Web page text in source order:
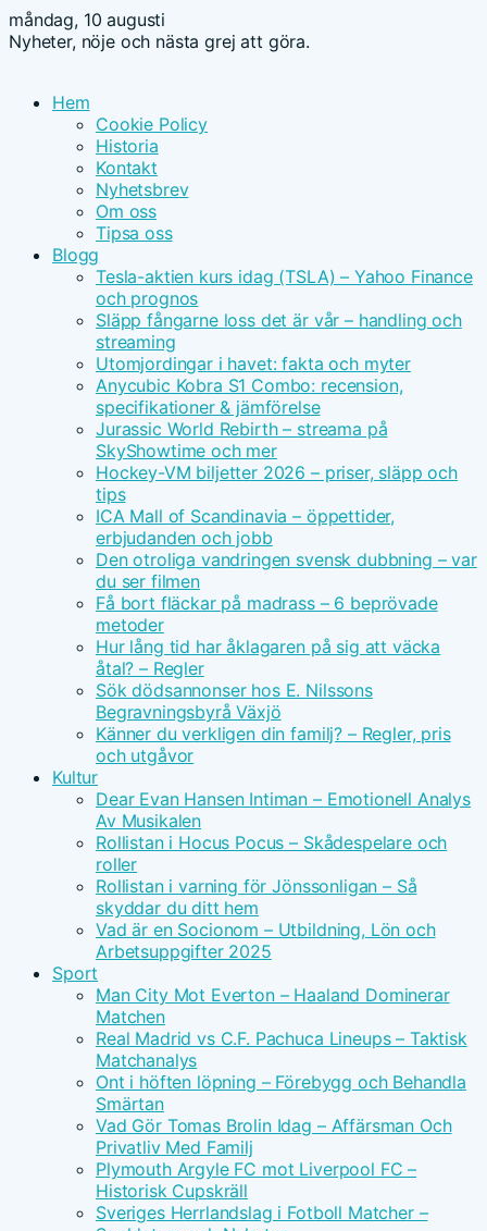
måndag, 10 augusti
Nyheter, nöje och nästa grej att göra.
Hem
Cookie Policy
Historia
Kontakt
Nyhetsbrev
Om oss
Tipsa oss
Blogg
Tesla-aktien kurs idag (TSLA) – Yahoo Finance
och prognos
Släpp fångarne loss det är vår – handling och
streaming
Utomjordingar i havet: fakta och myter
Anycubic Kobra S1 Combo: recension,
specifikationer & jämförelse
Jurassic World Rebirth – streama på
SkyShowtime och mer
Hockey-VM biljetter 2026 – priser, släpp och
tips
ICA Mall of Scandinavia – öppettider,
erbjudanden och jobb
Den otroliga vandringen svensk dubbning – var
du ser filmen
Få bort fläckar på madrass – 6 beprövade
metoder
Hur lång tid har åklagaren på sig att väcka
åtal? – Regler
Sök dödsannonser hos E. Nilssons
Begravningsbyrå Växjö
Känner du verkligen din familj? – Regler, pris
och utgåvor
Kultur
Dear Evan Hansen Intiman – Emotionell Analys
Av Musikalen
Rollistan i Hocus Pocus – Skådespelare och
roller
Rollistan i varning för Jönssonligan – Så
skyddar du ditt hem
Vad är en Socionom – Utbildning, Lön och
Arbetsuppgifter 2025
Sport
Man City Mot Everton – Haaland Dominerar
Matchen
Real Madrid vs C.F. Pachuca Lineups – Taktisk
Matchanalys
Ont i höften löpning – Förebygg och Behandla
Smärtan
Vad Gör Tomas Brolin Idag – Affärsman Och
Privatliv Med Familj
Plymouth Argyle FC mot Liverpool FC –
Historisk Cupskräll
Sveriges Herrlandslag i Fotboll Matcher –